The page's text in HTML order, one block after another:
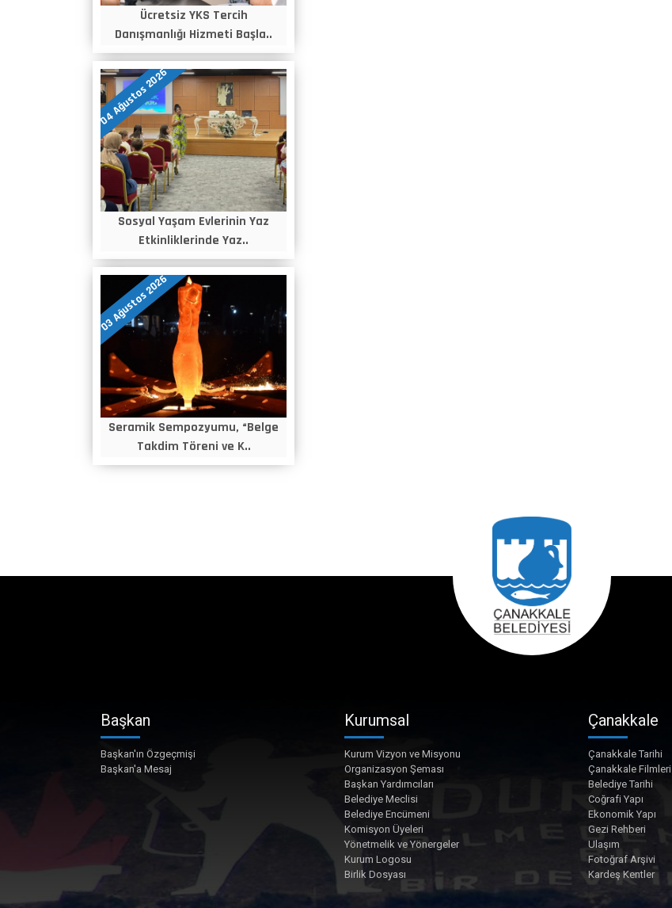
Ücretsiz YKS Tercih
Danışmanlığı Hizmeti Başla..
04 Ağustos 2026
Sosyal Yaşam Evlerinin Yaz
Etkinliklerinde Yaz..
03 Ağustos 2026
Seramik Sempozyumu, “Belge
Takdim Töreni ve K..
Başkan
Başkan'ın Özgeçmişi
Başkan'a Mesaj
Kurumsal
Kurum Vizyon ve Misyonu
Organizasyon Şeması
Başkan Yardımcıları
Belediye Meclisi
Belediye Encümeni
Komisyon Üyeleri
Yönetmelik ve Yönergeler
Kurum Logosu
Birlik Dosyası
Çanakkale
Çanakkale Tarihi
Çanakkale Filmleri
Belediye Tarihi
Coğrafi Yapı
Ekonomik Yapı
Gezi Rehberi
Ulaşım
Fotoğraf Arşivi
Kardeş Kentler